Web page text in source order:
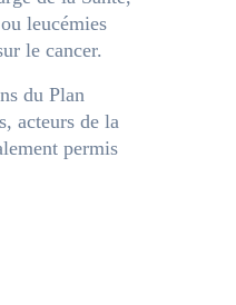
leucémies
le cancer.
du Plan
acteurs de la
permis